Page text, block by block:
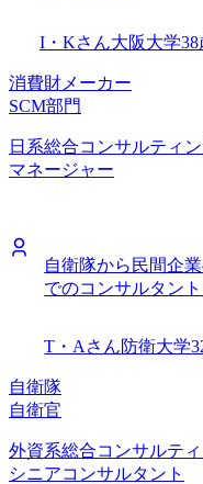
I・Kさん大阪大学38
消費財メーカー
SCM部門
日系総合コンサルティ
マネージャー
自衛隊から民間企
でのコンサルタン
T・Aさん防衛大学
自衛隊
自衛官
外資系総合コンサルテ
シニアコンサルタント